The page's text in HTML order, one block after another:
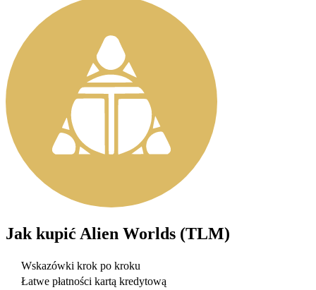
Jak kupić Alien Worlds (TLM)
Wskazówki krok po kroku
Łatwe płatności kartą kredytową